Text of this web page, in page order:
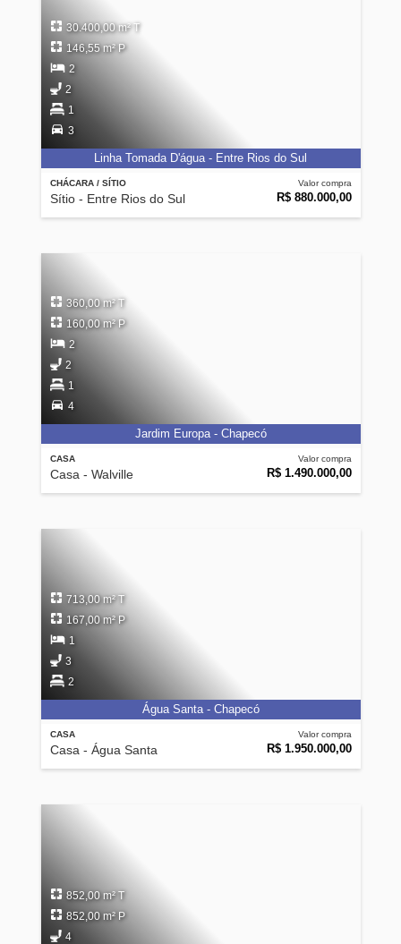
CHÁCARA / SÍTIO
Sítio - Entre Rios do Sul
Valor compra
R$ 880.000,00
30.400,00 m² T
146,55 m² P
2
2
1
3
Linha Tomada D'água - Entre Rios do Sul
CASA
Casa - Walville
Valor compra
R$ 1.490.000,00
360,00 m² T
160,00 m² P
2
2
1
4
Jardim Europa - Chapecó
CASA
Casa - Água Santa
Valor compra
R$ 1.950.000,00
713,00 m² T
167,00 m² P
1
3
2
Água Santa - Chapecó
852,00 m² T
852,00 m² P
4